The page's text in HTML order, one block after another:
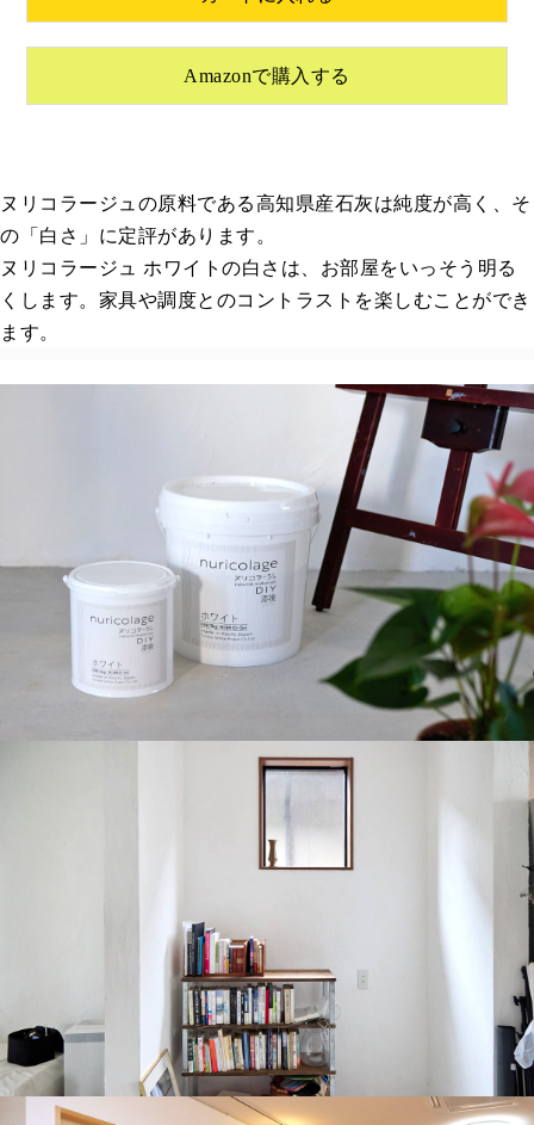
Amazonで購入する
ヌリコラージュの原料である高知県産石灰は純度が高く、そ
の「白さ」に定評があります。
ヌリコラージュ ホワイトの白さは、お部屋をいっそう明る
くします。家具や調度とのコントラストを楽しむことができ
ます。